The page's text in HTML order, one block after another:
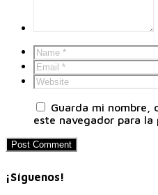
Guarda mi nombre,
este navegador para
¡Síguenos!